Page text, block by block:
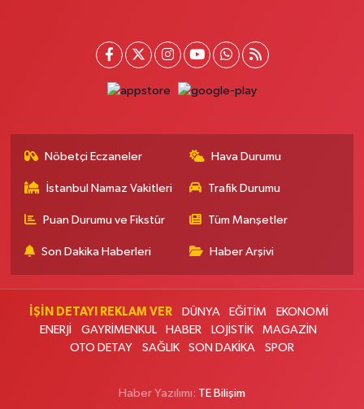
Caddesi üzerinde. Gülbahar Semt Polikliniği karşısında.
Çırçır Mahallesi Uludağ Caddesi 1-9E FOCUS EYÜP SİTESİ ALTI , DOKUZ
NOKTA NATURE ANAOKULU ÇAPRAZI
Busem Eczanesi
Alp Eczanesi
Mehmet Akif Mahallesi Süphan Sokak 8 A 1 Numaralı Sağlık Ocağı Yanı ve
Cuma Pazarı Başı
Nöbetçi Eczaneler Hava Durumu
İstanbul Namaz Vakitleri Trafik Durumu
Puan Durumu ve Fikstür Tüm Manşetler
Son Dakika Haberleri Haber Arşivi
İŞİN DETAYI REKLAM VER DÜNYA EĞİTİM
EKONOMİ
ENERJİ
GAYRİMENKUL HABER LOJİSTİK
MAGAZİN
OTO DETAY
SAĞLIK SON DAKİKA SPOR
Haber Yazılımı: TE Bilişim